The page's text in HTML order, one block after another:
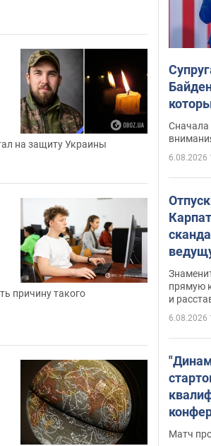
на защиту Украины
причину такого
Сначала
6.08.2026
прямую
и
6.08.2026
Матч